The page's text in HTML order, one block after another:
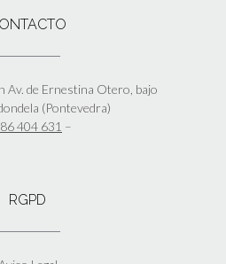
Av. de Ernestina Otero, bajo
(Pontevedra)
404 631 –
RGPD